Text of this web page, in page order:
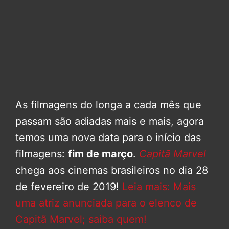
As filmagens do longa a cada mês que
passam são adiadas mais e mais, agora
temos uma nova data para o início das
filmagens: fim de março. Capitã Marvel
chega aos cinemas brasileiros no dia 28
de fevereiro de 2019! Leia mais: Mais
uma atriz anunciada para o elenco de
Capitã Marvel; saiba quem!